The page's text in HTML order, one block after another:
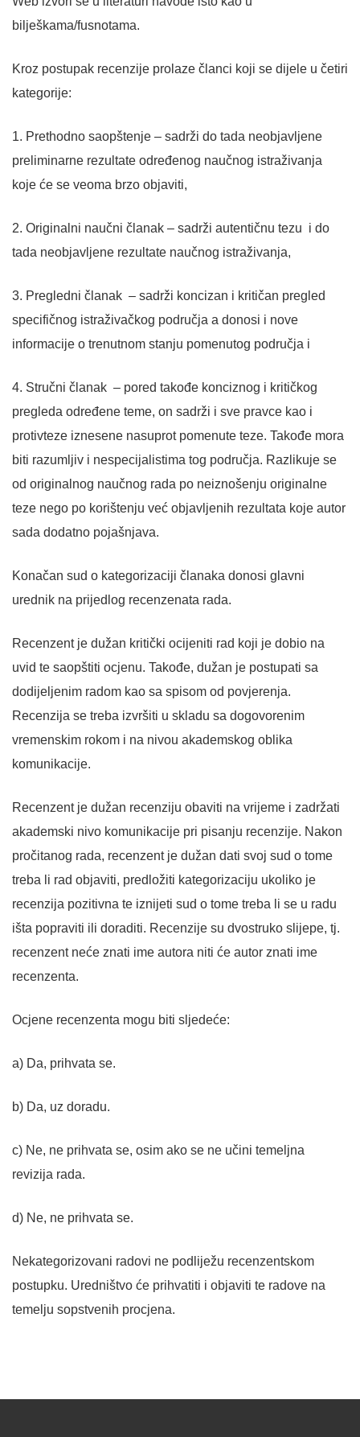
bilješkama/fusnotama.
Kroz postupak recenzije prolaze članci koji se dijele u četiri
kategorije:
1. Prethodno saopštenje – sadrži do tada neobjavljene
preliminarne rezultate određenog naučnog istraživanja
koje će se veoma brzo objaviti,
2. Originalni naučni članak – sadrži autentičnu tezu i do
tada neobjavljene rezultate naučnog istraživanja,
3. Pregledni članak – sadrži koncizan i kritičan pregled
specifičnog istraživačkog područja a donosi i nove
informacije o trenutnom stanju pomenutog područja i
4. Stručni članak – pored takođe konciznog i kritičkog
pregleda određene teme, on sadrži i sve pravce kao i
protivteze iznesene nasuprot pomenute teze. Takođe mora
biti razumljiv i nespecijalistima tog područja. Razlikuje se
od originalnog naučnog rada po neiznošenju originalne
teze nego po korištenju već objavljenih rezultata koje autor
sada dodatno pojašnjava.
Konačan sud o kategorizaciji članaka donosi glavni
urednik na prijedlog recenzenata rada.
Recenzent je dužan kritički ocijeniti rad koji je dobio na
uvid te saopštiti ocjenu. Takođe, dužan je postupati sa
dodijeljenim radom kao sa spisom od povjerenja.
Recenzija se treba izvršiti u skladu sa dogovorenim
vremenskim rokom i na nivou akademskog oblika
komunikacije.
Recenzent je dužan recenziju obaviti na vrijeme i zadržati
akademski nivo komunikacije pri pisanju recenzije. Nakon
pročitanog rada, recenzent je dužan dati svoj sud o tome
treba li rad objaviti, predložiti kategorizaciju ukoliko je
recenzija pozitivna te iznijeti sud o tome treba li se u radu
išta popraviti ili doraditi. Recenzije su dvostruko slijepe, tj.
recenzent neće znati ime autora niti će autor znati ime
recenzenta.
Ocjene recenzenta mogu biti sljedeće:
a) Da, prihvata se.
b) Da, uz doradu.
c) Ne, ne prihvata se, osim ako se ne učini temeljna
revizija rada.
d) Ne, ne prihvata se.
Nekategorizovani radovi ne podliježu recenzentskom
postupku. Uredništvo će prihvatiti i objaviti te radove na
temelju sopstvenih procjena.